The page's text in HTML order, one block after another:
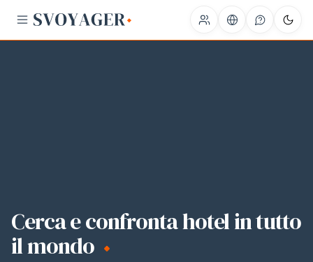
Cerca e confronta hotel in tutto
il mondo